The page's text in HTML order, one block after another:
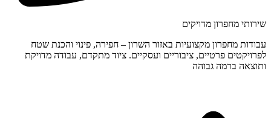
שירותי מחפרון מדויקים
עבודות מחפרון מקצועיות באזור השרון – חפירה, פינוי והכנת שטח
לפרויקטים פרטיים, ציבוריים ועסקיים. ציוד מתקדם, עבודה מדויקת
ותוצאה ברמה גבוהה